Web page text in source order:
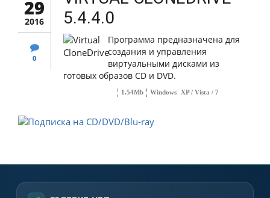
29
2016
0
5.4.4.0
Программа предназначена для
создания и управления
виртуальными дисками из
готовых образов CD и DVD.
1.54Mb Windows XP / Vista / 7